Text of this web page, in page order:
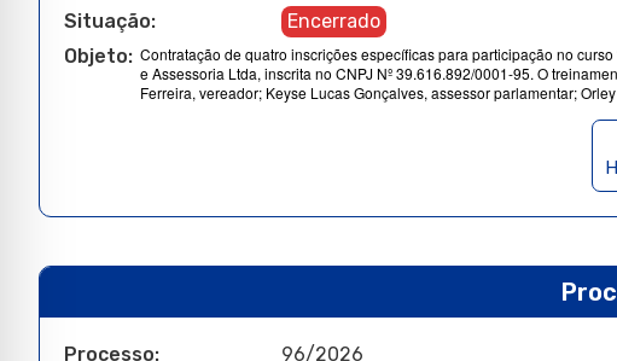
Situação:
Encerrado
Objeto: Contratação de quatro inscrições específicas para participação no
e Assessoria Ltda, inscrita no CNPJ Nº 39.616.892/0001-95. O
Ferreira, vereador; Keyse Lucas Gonçalves, assessor parlamentar;
Processo:
96/2026